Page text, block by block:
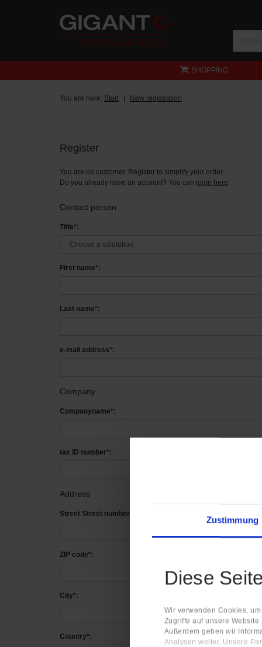
Zustimmung
Diese
Wir verwenden Cookies,
Zugriffe auf unsere
Außerdem geben wir
Analysen weiter. Unsere
SHOPPING
You are here: Start New registration
Register
You are no customer. Register to simplify your order.
Do you already have an account? You can login here.
Contact person
Title*:
First name*:
Last name*:
e-mail address*:
Company
Companyname*:
tax ID number*:
Address
Street Street number*:
ZIP code*:
City*:
Country*: